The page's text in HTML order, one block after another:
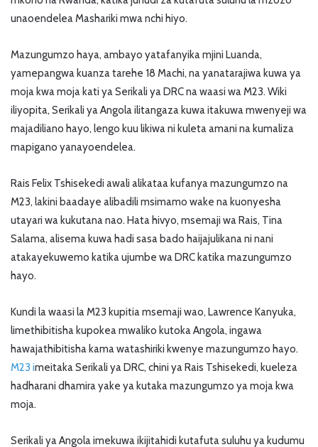
unaoendelea Mashariki mwa nchi hiyo.
Mazungumzo haya, ambayo yatafanyika mjini Luanda,
yamepangwa kuanza tarehe 18 Machi, na yanatarajiwa kuwa ya
moja kwa moja kati ya Serikali ya DRC na waasi wa M23. Wiki
iliyopita, Serikali ya Angola ilitangaza kuwa itakuwa mwenyeji wa
majadiliano hayo, lengo kuu likiwa ni kuleta amani na kumaliza
mapigano yanayoendelea.
Rais Felix Tshisekedi awali alikataa kufanya mazungumzo na
M23, lakini baadaye alibadili msimamo wake na kuonyesha
utayari wa kukutana nao. Hata hivyo, msemaji wa Rais, Tina
Salama, alisema kuwa hadi sasa bado haijajulikana ni nani
atakayekuwemo katika ujumbe wa DRC katika mazungumzo
hayo.
Kundi la waasi la M23 kupitia msemaji wao, Lawrence Kanyuka,
limethibitisha kupokea mwaliko kutoka Angola, ingawa
hawajathibitisha kama watashiriki kwenye mazungumzo hayo.
M23 imeitaka Serikali ya DRC, chini ya Rais Tshisekedi, kueleza
hadharani dhamira yake ya kutaka mazungumzo ya moja kwa
moja.
Serikali ya Angola imekuwa ikijitahidi kutafuta suluhu ya kudumu